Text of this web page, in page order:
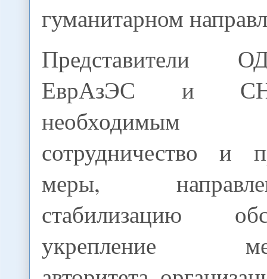
гуманитарном
ЕврАзЭС и
необходимым
сотрудничество и
меры,
стабилизацию
укрепление